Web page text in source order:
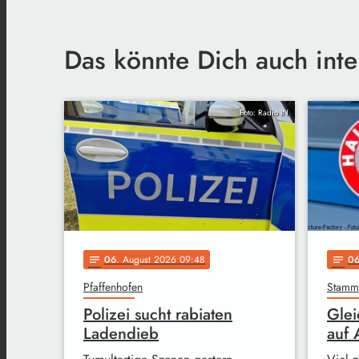
Das könnte Dich auch
Foto: Radio IN
notes 06. August 2026 09:48
Pfaffenhofen
Polizei sucht rabiaten
Ladendieb
notes 06
auf